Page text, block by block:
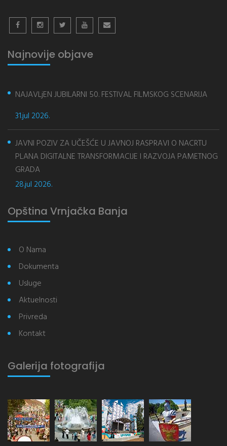
Najnovije objave
NAJAVLjEN JUBILARNI 50. FESTIVAL FILMSKOG SCENARIJA
31.jul 2026.
JAVNI POZIV ZA UČEŠĆE U JAVNOJ RASPRAVI O NACRTU
PLANA DIGITALNE TRANSFORMACIJE I RAZVOJA PAMETNOG
GRADA
28.jul 2026.
Opština Vrnjačka Banja
O Nama
Dokumenta
Usluge
Aktuelnosti
Privreda
Kontakt
Galerija fotografija